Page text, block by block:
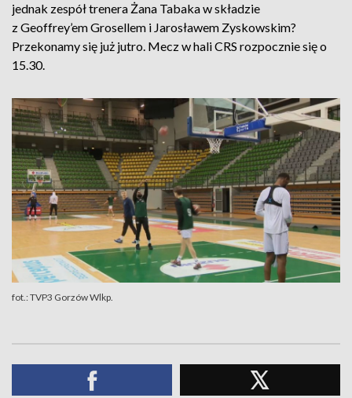
jednak zespół trenera Żana Tabaka w składzie
z Geoffrey’em Grosellem i Jarosławem Zyskowskim?
Przekonamy się już jutro. Mecz w hali CRS rozpocznie się o
15.30.
fot.: TVP3 Gorzów Wlkp.